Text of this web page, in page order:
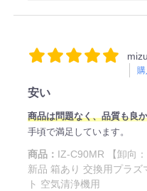
安い
商品は問題なく、品質も良
手頃で満足しています。
商品： IZ-C90MR 【卸向
新品 箱あり 交換用プラズ
ト 空気清浄機用